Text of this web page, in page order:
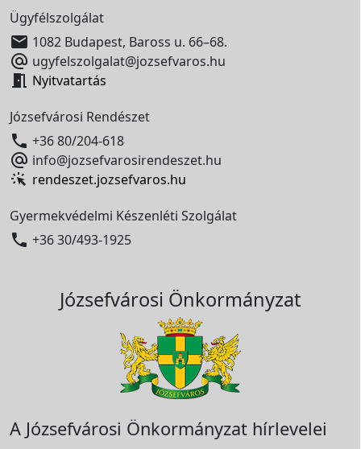
Ügyfélszolgálat
 1082 Budapest, Baross u. 66–68.
 ugyfelszolgalat@jozsefvaros.hu
 Nyitvatartás
Józsefvárosi Rendészet
 +36 80/204-618
 info@jozsefvarosirendeszet.hu
rendeszet.jozsefvaros.hu
Gyermekvédelmi Készenléti Szolgálat
 +36 30/493-1925
Józsefvárosi Önkormányzat
A Józsefvárosi Önkormányzat hírlevelei